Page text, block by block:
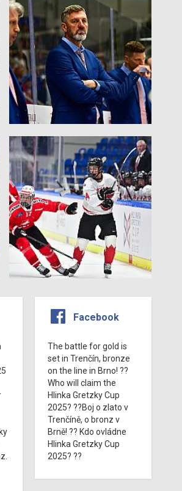
Facebook
The battle for gold is
set in Trenčín, bronze
on the line in Brno! ??
Who will claim the
Hlinka Gretzky Cup
2025? ??Boj o zlato v
Trenčíně, o bronz v
Brně! ?? Kdo ovládne
Hlinka Gretzky Cup
2025? ??